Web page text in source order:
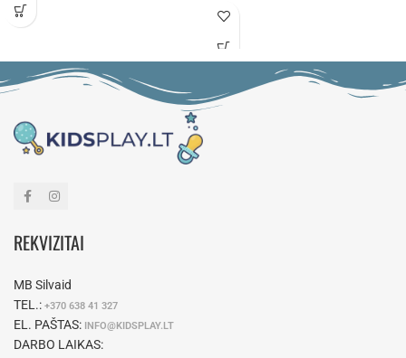
REKVIZITAI
MB Silvaid
TEL.: +370 638 41 327
EL. PAŠTAS: INFO@KIDSPLAY.LT
DARBO LAIKAS: